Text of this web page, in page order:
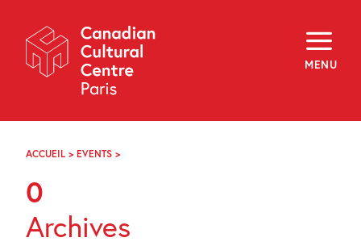
Navigation
MENU
About
Programming
Off-Site
Explore
Archives
FR
ACCUEIL > EVENTS >
0
Archives